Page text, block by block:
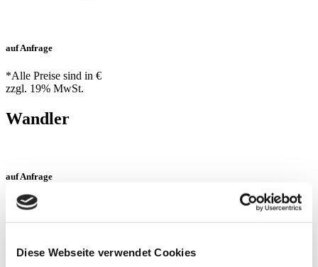
Diese Webseite verwendet Cookies
auf Anfrage
*Alle Preise sind in €
zzgl. 19% MwSt.
Wandler
auf Anfrage
*Alle Preise sind in €
Aus/Einbau